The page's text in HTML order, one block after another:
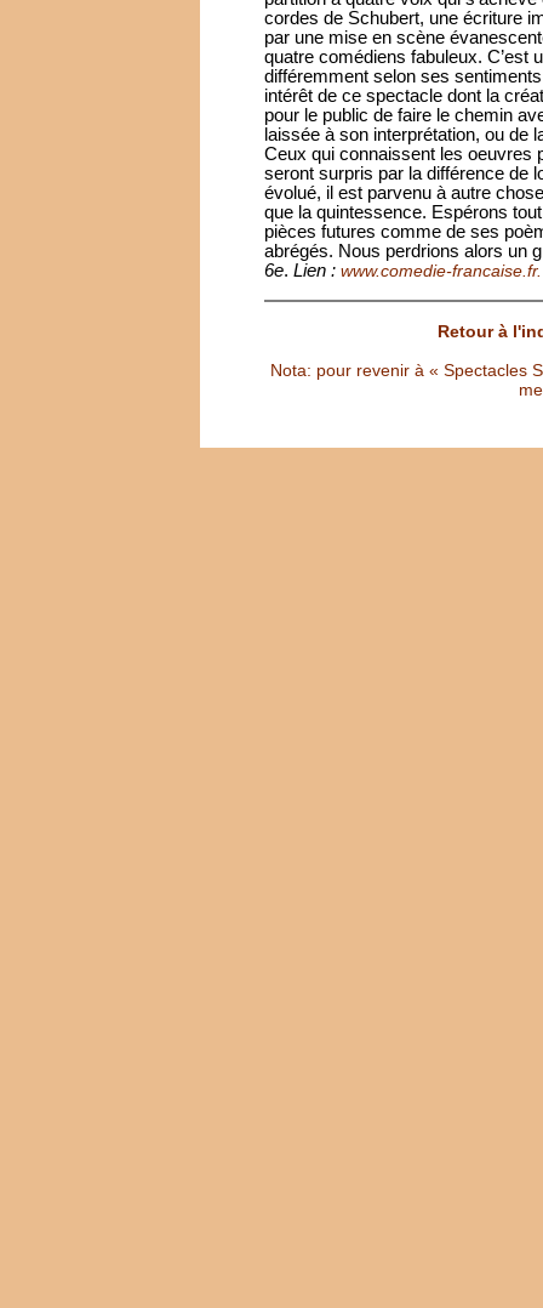
cordes de Schubert, une écriture
par une mise en scène
quatre comédiens fabuleux. C’est
différemment selon ses
intérêt de ce spectacle dont la
pour le public de faire le chemin
laissée à son interprétation, ou de
Ceux qui connaissent les
seront surpris par la différence de
évolué, il est parvenu à autre
que la quintessence. Espérons
pièces futures comme de ses
abrégés. Nous perdrions alors un
6e. Lien : www.comedie-francaise.fr.
Retour à
Nota: pour revenir à « Spectacles